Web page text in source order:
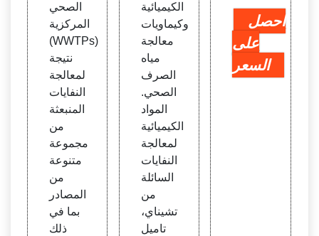
الصحي
المركزية
(WWTPs)
نتيجة
لمعالجة
النفايات
المنبعثة
من
مجموعة
متنوعة
من
المصادر
بما في
ذلك
الكيميائية
وكيماويات
معالجة
مياه
الصرف
الصحي.
المواد
الكيميائية
لمعالجة
النفايات
السائلة
من
تشيناي،
تاميل
احصل
على
السعر